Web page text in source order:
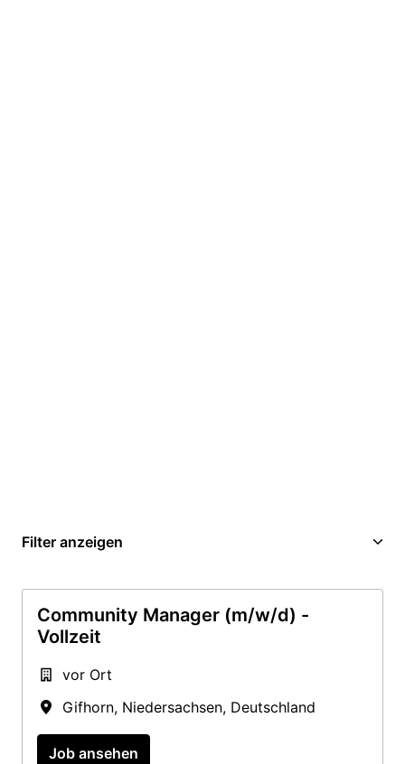
Filter anzeigen
Community Manager (m/w/d) -
Vollzeit
vor Ort
Gifhorn, Niedersachsen, Deutschland
Job ansehen